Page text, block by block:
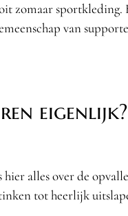
zomaar
van
alles over de
tot heerlijk